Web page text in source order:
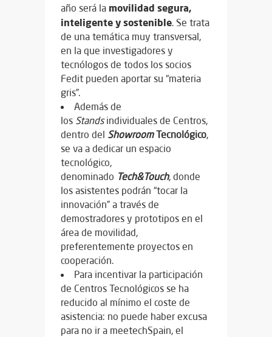
año será la movilidad segura,
inteligente y sostenible. Se trata
de una temática muy transversal,
en la que investigadores y
tecnólogos de todos los socios
Fedit pueden aportar su “materia
gris”.
Además de
los Standsindividuales de Centros,
dentro del ShowroomTecnológico,
se va a dedicar un espacio
tecnológico,
denominado Tech&Touch, donde
los asistentes podrán “tocar la
innovación” a través de
demostradores y prototipos en el
área de movilidad,
preferentemente proyectos en
cooperación.
Para incentivar la participación
de Centros Tecnológicos se ha
reducido al mínimo el coste de
asistencia: no puede haber excusa
para no ir a meetechSpain, el